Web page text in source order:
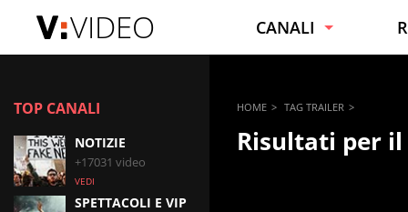
VIDEO CANALI
VIRALI
SPORT
TOP CANALI
NOTIZIE
+17031 video
VEDI
SPETTACOLI E VIP
HOME TAG TRAILER
Risultati per il